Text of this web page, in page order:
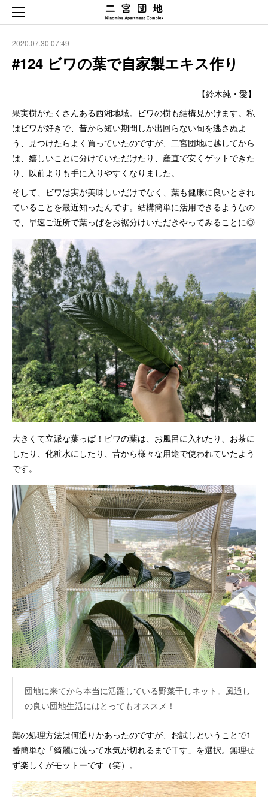
2020.07.30 07:49
#124 ビワの葉で自家製エキス作り
【鈴木純・愛】
果実樹がたくさんある西湘地域。ビワの樹も結構見かけます。私
はビワが好きで、昔から短い期間しか出回らない旬を逃さぬよ
う、見つけたらよく買っていたのですが、二宮団地に越してから
は、嬉しいことに分けていただけたり、産直で安くゲットできた
り、以前よりも手に入りやすくなりました。
そして、ビワは実が美味しいだけでなく、葉も健康に良いとされ
ていることを最近知ったんです。結構簡単に活用できるようなの
で、早速ご近所で葉っぱをお裾分けいただきやってみることに◎
大きくて立派な葉っぱ！ビワの葉は、お風呂に入れたり、お茶に
したり、化粧水にしたり、昔から様々な用途で使われていたよう
です。
団地に来てから本当に活躍している野菜干しネット。風通し
の良い団地生活にはとってもオススメ！
葉の処理方法は何通りかあったのですが、お試しということで1
番簡単な「綺麗に洗って水気が切れるまで干す」を選択。無理せ
ず楽しくがモットーです（笑）。